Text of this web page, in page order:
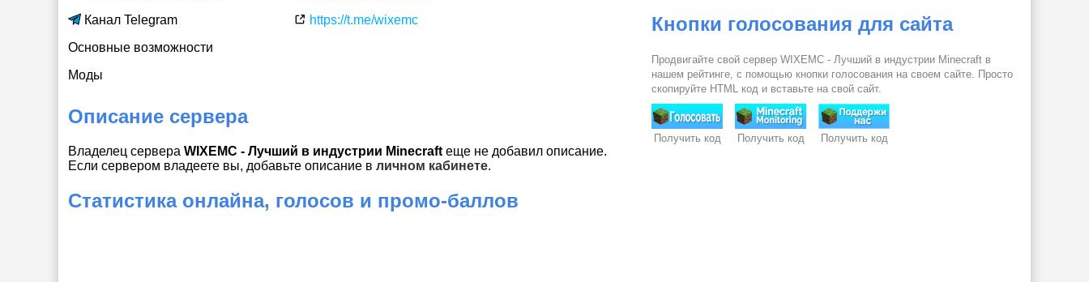
Канал Telegram
https://t.me/wixemc
Основные возможности
Моды
Описание сервера
Владелец сервера WIXEMC - Лучший в индустрии Minecraft еще не добавил описание.
Если сервером владеете вы, добавьте описание в личном кабинете.
Статистика онлайна, голосов и промо-баллов
Кнопки голосования для сайта
Продвигайте свой сервер WIXEMC - Лучший в индустрии Minecraft в
нашем рейтинге, с помощью кнопки голосования на своем сайте. Просто
скопируйте HTML код и вставьте на свой сайт.
Получить код Получить код Получить код